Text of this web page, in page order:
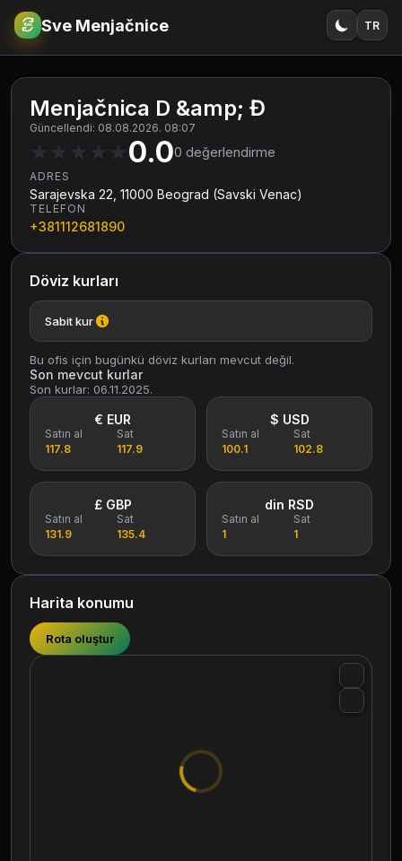
€RSD Sve Menjačnice TR
Menjačnica D &amp; Đ
Güncellendi: 08.08.2026. 08:07
★ ★ ★ ★ ★0.00 değerlendirme
ADRES
Sarajevska 22, 11000 Beograd (Savski Venac)
TELEFON
+381112681890
Döviz kurları
Sabit kur
Bu ofis için bugünkü döviz kurları mevcut değil.
Son mevcut kurlar
Son kurlar: 06.11.2025.
€ EUR
Satın al
117.8
Sat
117.9
$ USD
Satın al
100.1
Sat
102.8
£ GBP
Satın al
131.9
Sat
135.4
din RSD
Satın al
1
Sat
1
Harita konumu
Rota oluştur